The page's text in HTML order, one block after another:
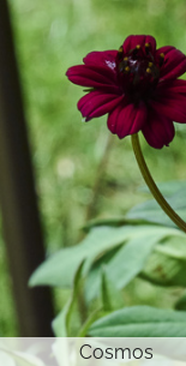
Cosmos